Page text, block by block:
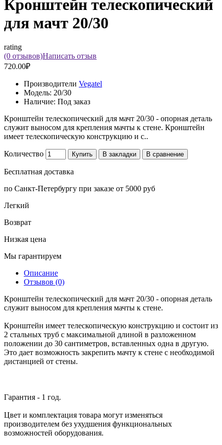
Кронштейн телескопический
для мачт 20/30
rating
(0 отзывов)Написать отзыв
720.00₽
Производители Vegatel
Модель: 20/30
Наличие: Под заказ
Кронштейн телескопический для мачт 20/30 - опорная деталь
служит выносом для крепления мачты к стене. Кронштейн
имеет телескопическую конструкцию и с..
Количество Купить В закладки В сравнение
Бесплатная доставка
по Санкт-Петербургу при заказе от 5000 руб
Легкий
Возврат
Низкая цена
Мы гарантируем
Описание
Отзывов (0)
Кронштейн телескопический для мачт 20/30 - опорная деталь
служит выносом для крепления мачты к стене.
Кронштейн имеет телескопическую конструкцию и состоит из
2 стальных труб с максимальной длиной в разложенном
положении до 30 сантиметров, вставленных одна в другую.
Это дает возможность закрепить мачту к стене с необходимой
дистанцией от стены.
Гарантия - 1 год.
Цвет и комплектация товара могут изменяться
производителем без ухудшения функциональных
возможностей оборудования.